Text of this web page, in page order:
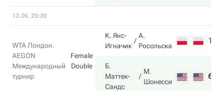
13.06, 20:30
WTA Лондон.
AEGON
Международный
турнир
Female
Double
К. Янс-
Игначик
А.
Росольска
1
Б.
Маттек-
Сандс
М.
Шонесси
6